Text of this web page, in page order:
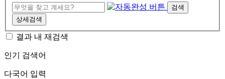
검색
상세검색
결과 내 재검색
인기 검색어
다국어 입력